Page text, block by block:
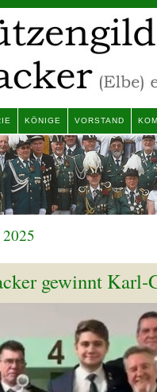
KÖNIGE VORSTAND
gewinnt Karl-